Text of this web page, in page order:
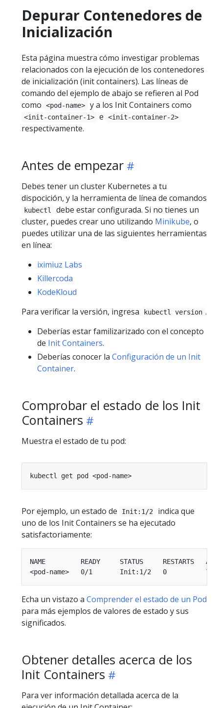
Depurar Contenedores de
Inicialización
Esta página muestra cómo investigar problemas
relacionados con la ejecución de los contenedores
de inicialización (init containers). Las líneas de
comando del ejemplo de abajo se refieren al Pod
como
<pod-name> y a los Init Containers como
<init-container-1> e <init-container-2>
respectivamente.
Antes de empezar
Debes tener un cluster Kubernetes a tu
dispocición, y la herramienta de línea de comandos
kubectl
debe estar configurada. Si no tienes un
cluster, puedes crear uno utilizando Minikube, o
puedes utilizar una de las siguientes herramientas
en línea:
iximiuz Labs
Killercoda
KodeKloud
Para verificar la versión, ingresa
kubectl version .
Deberías estar familizarizado con el concepto
de Init Containers.
Deberías conocer la Configuración de un Init
Container.
Comprobar el estado de los Init
Containers
Muestra el estado de tu pod:
Por ejemplo, un estado de Init:1/2
indica que
uno de los Init Containers se ha ejecutado
satisfactoriamente:
NAME         READY     STATUS     RESTARTS   AGE
Echa un vistazo a Comprender el estado de un Pod
para más ejemplos de valores de estado y sus
significados.
Obtener detalles acerca de los
Init Containers
Para ver información detallada acerca de la